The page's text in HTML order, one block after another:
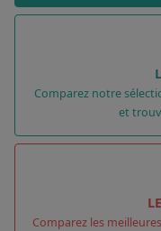
Comparez notre
et
Comparez les